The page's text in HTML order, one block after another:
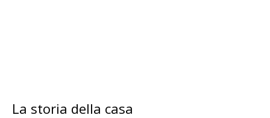
La storia della casa